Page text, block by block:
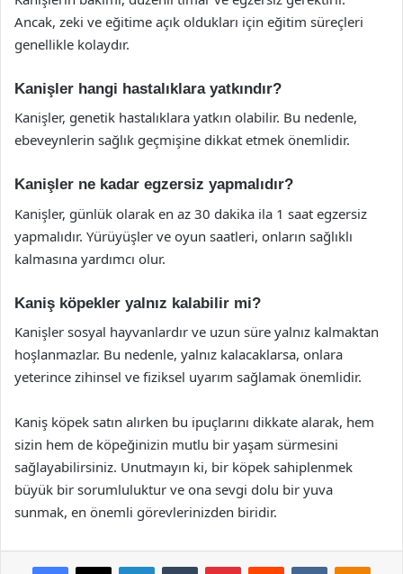
Ancak, zeki ve eğitime açık oldukları için eğitim süreçleri
genellikle kolaydır.
Kanişler hangi hastalıklara yatkındır?
Kanişler, genetik hastalıklara yatkın olabilir. Bu nedenle,
ebeveynlerin sağlık geçmişine dikkat etmek önemlidir.
Kanişler ne kadar egzersiz yapmalıdır?
Kanişler, günlük olarak en az 30 dakika ila 1 saat egzersiz
yapmalıdır. Yürüyüşler ve oyun saatleri, onların sağlıklı
kalmasına yardımcı olur.
Kaniş köpekler yalnız kalabilir mi?
Kanişler sosyal hayvanlardır ve uzun süre yalnız kalmaktan
hoşlanmazlar. Bu nedenle, yalnız kalacaklarsa, onlara
yeterince zihinsel ve fiziksel uyarım sağlamak önemlidir.
Kaniş köpek satın alırken bu ipuçlarını dikkate alarak, hem
sizin hem de köpeğinizin mutlu bir yaşam sürmesini
sağlayabilirsiniz. Unutmayın ki, bir köpek sahiplenmek
büyük bir sorumluluktur ve ona sevgi dolu bir yuva
sunmak, en önemli görevlerinizden biridir.
Facebook
X LinkedInTumblr PinterestReddit VKontakte